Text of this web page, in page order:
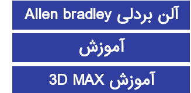
آلن بردلی Allen bradley
آموزش
آموزش 3D MAX